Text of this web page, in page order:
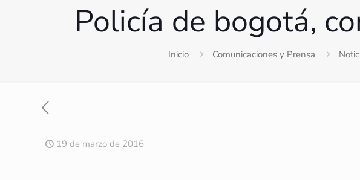
Policía de bogotá,
Inicio Comunicaciones y Prensa
19 de marzo de 2016